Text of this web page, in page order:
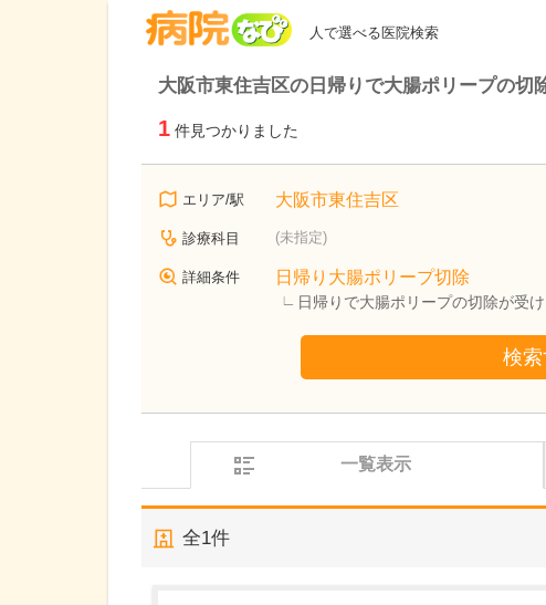
人で選べる医院検索
大阪市東住吉区の日帰りで大腸ポリープの切
1 件見つかりました
エリア/駅 大阪市東住吉区
診療科目 (未指定)
詳細条件 日帰り大腸ポリープ切除
日帰りで大腸ポリープの切除が受
検索
一覧表示
全1件